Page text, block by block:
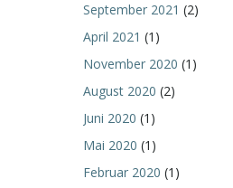
September 2021 (2)
April 2021 (1)
November 2020 (1)
August 2020 (2)
Juni 2020 (1)
Mai 2020 (1)
Februar 2020 (1)